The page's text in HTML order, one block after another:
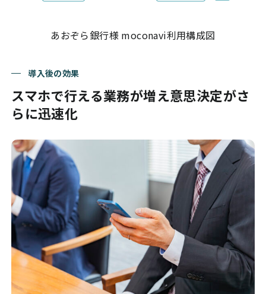
あおぞら銀行様 moconavi利用構成図
導入後の効果
スマホで行える業務が増え意思決定がさ
らに迅速化